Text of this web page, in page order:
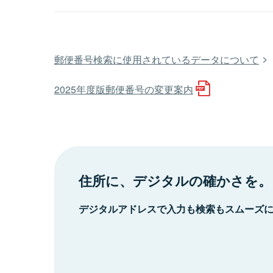
郵便番号検索に使用されているデータについて
2025年度版郵便番号の変更案内
住所に、デジタルの確かさを。
デジタルアドレスで入力も検索もスムーズ